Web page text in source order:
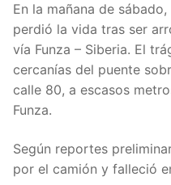
En la mañana de
perdió la vida tras ser
vía Funza – Siberia. El
cercanías del puente
calle 80, a escasos
Funza.
Según reportes
por el camión y falleció